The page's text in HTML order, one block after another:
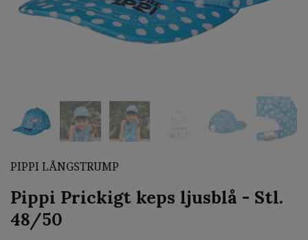
PIPPI LÅNGSTRUMP
Pippi Prickigt keps ljusblå - Stl.
48/50